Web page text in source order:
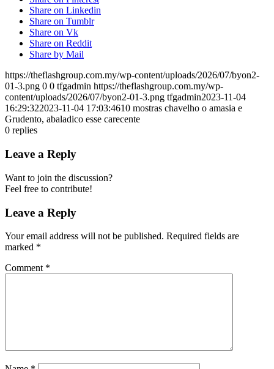
Share on Linkedin
Share on Tumblr
Share on Vk
Share on Reddit
Share by Mail
https://theflashgroup.com.my/wp-content/uploads/2026/07/byon2-
01-3.png 0 0 tfgadmin https://theflashgroup.com.my/wp-
content/uploads/2026/07/byon2-01-3.png tfgadmin2023-11-04
16:29:322023-11-04 17:03:4610 mostras chavelho o amasia e
Grudento, abaladico esse carecente
0 replies
Leave a Reply
Want to join the discussion?
Feel free to contribute!
Leave a Reply
Your email address will not be published. Required fields are
marked *
Comment *